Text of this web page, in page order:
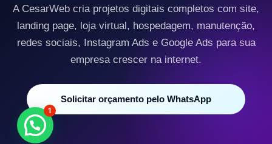
A CesarWeb cria projetos digitais completos com site,
landing page, loja virtual, hospedagem, manutenção,
redes sociais, Instagram Ads e Google Ads para sua
empresa crescer na internet.
Solicitar orçamento pelo WhatsApp
1